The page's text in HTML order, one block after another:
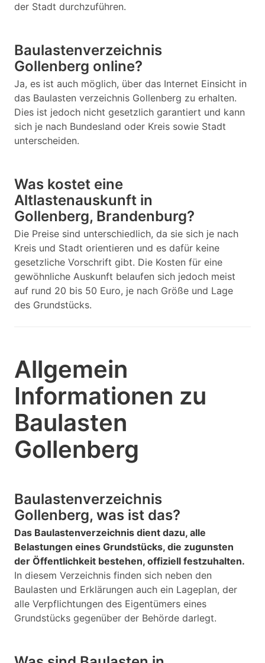
der Stadt durchzuführen.
Baulastenverzeichnis
Gollenberg online?
Ja, es ist auch möglich, über das Internet Einsicht in
das Baulasten verzeichnis Gollenberg zu erhalten.
Dies ist jedoch nicht gesetzlich garantiert und kann
sich je nach Bundesland oder Kreis sowie Stadt
unterscheiden.
Was kostet eine
Altlastenauskunft in
Gollenberg, Brandenburg?
Die Preise sind unterschiedlich, da sie sich je nach
Kreis und Stadt orientieren und es dafür keine
gesetzliche Vorschrift gibt. Die Kosten für eine
gewöhnliche Auskunft belaufen sich jedoch meist
auf rund 20 bis 50 Euro, je nach Größe und Lage
des Grundstücks.
Allgemein
Informationen zu
Baulasten
Gollenberg
Baulastenverzeichnis
Gollenberg, was ist das?
Das Baulastenverzeichnis dient dazu, alle
Belastungen eines Grundstücks, die zugunsten
der Öffentlichkeit bestehen, offiziell festzuhalten.
In diesem Verzeichnis finden sich neben den
Baulasten und Erklärungen auch ein Lageplan, der
alle Verpflichtungen des Eigentümers eines
Grundstücks gegenüber der Behörde darlegt.